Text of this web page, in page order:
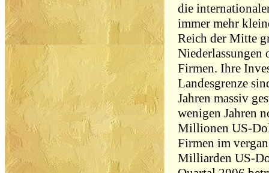
die
immer mehr
Reich der Mitte
Niederlassungen
Firmen. Ihre
Landesgrenze
Jahren massiv
wenigen Jahren
Millionen US-
Firmen im
Milliarden US-